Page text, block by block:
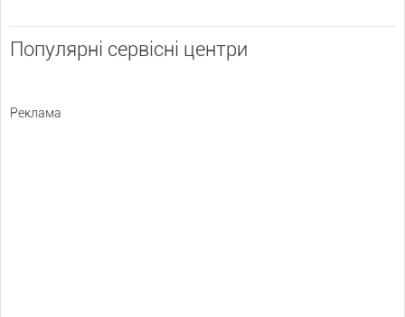
Популярні сервісні центри
Реклама